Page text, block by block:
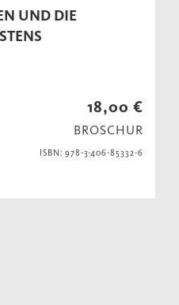
UND DIE
18,00 €
BROSCHUR
ISBN: 978-3-406-85332-6